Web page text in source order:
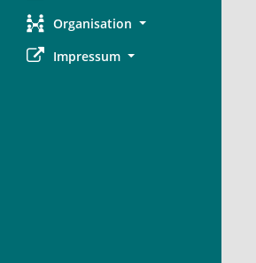
Organisation
Impressum